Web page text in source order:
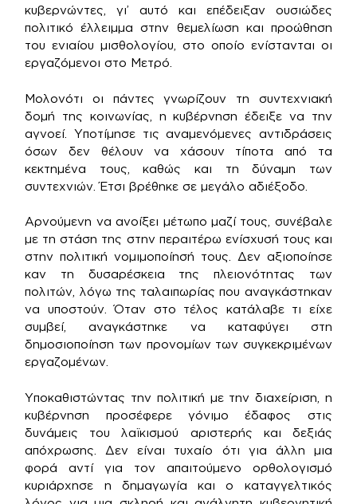
κυβερνώντες, γι’ αυτό και επέδειξαν ουσιώδες
πολιτικό έλλειμμα στην θεμελίωση και προώθηση
του ενιαίου μισθολογίου, στο οποίο ενίστανται οι
εργαζόμενοι στο Μετρό.
Μολονότι οι πάντες γνωρίζουν τη συντεχνιακή
δομή της κοινωνίας, η κυβέρνηση έδειξε να την
αγνοεί. Υποτίμησε τις αναμενόμενες αντιδράσεις
όσων δεν θέλουν να χάσουν τίποτα από τα
κεκτημένα τους, καθώς και τη δύναμη των
συντεχνιών. Έτσι βρέθηκε σε μεγάλο αδιέξοδο.
Αρνούμενη να ανοίξει μέτωπο μαζί τους, συνέβαλε
με τη στάση της στην περαιτέρω ενίσχυσή τους και
στην πολιτική νομιμοποίησή τους. Δεν αξιοποίησε
καν τη δυσαρέσκεια της πλειονότητας των
πολιτών, λόγω της ταλαιπωρίας που αναγκάστηκαν
να υποστούν. Όταν στο τέλος κατάλαβε τι είχε
συμβεί, αναγκάστηκε να καταφύγει στη
δημοσιοποίηση των προνομίων των συγκεκριμένων
εργαζομένων.
Υποκαθιστώντας την πολιτική με την διαχείριση, η
κυβέρνηση προσέφερε γόνιμο έδαφος στις
δυνάμεις του λαϊκισμού αριστερής και δεξιάς
απόχρωσης. Δεν είναι τυχαίο ότι για άλλη μια
φορά αντί για τον απαιτούμενο ορθολογισμό
κυριάρχησε η δημαγωγία και ο καταγγελτικός